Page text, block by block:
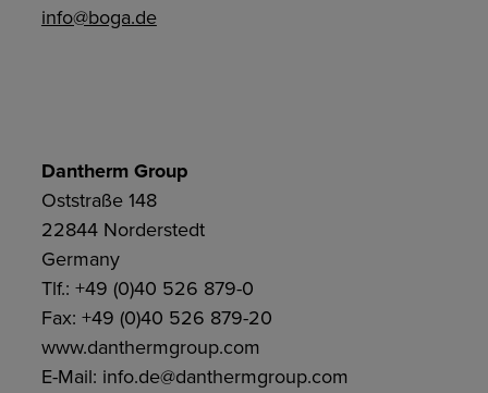
info@boga.de
Dantherm Group
Oststraße 148
22844 Norderstedt
Germany
Tlf.: +49 (0)40 526 879-0
Fax: +49 (0)40 526 879-20
www.danthermgroup.com
E-Mail: info.de@danthermgroup.com